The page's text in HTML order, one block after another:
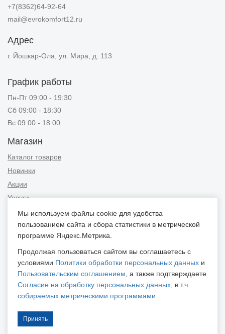
+7(8362)64-92-64
mail@evrokomfort12.ru
Адрес
г. Йошкар-Ола, ул. Мира, д. 113
График работы
Пн-Пт 09:00 - 19:30
Сб 09:00 - 18:30
Вс 09:00 - 18:00
Магазин
Каталог товаров
Новинки
Акции
Услуги
Информация
Публичная оферта
Контакты
Положение об обработке персональных данных
Пользовательское соглашение
Согласие на обработку персональных данных
Согласие на обработку персональных данных, собираемых
метрическими программами
Мы используем файлы cookie для удобства
пользованием сайта и сбора статистики в метрической
программе Яндекс.Метрика.
Продолжая пользоваться сайтом вы соглашаетесь с
условиями Политики обработки персональных данных и
Пользовательским соглашением , а также подтверждаете
Согласие на обработку персональных данных , в т.ч.
собираемых метрическими программами
Принять